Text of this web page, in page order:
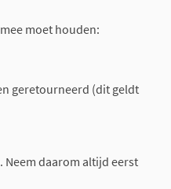
moet houden:
geretourneerd (dit geldt
Neem daarom altijd eerst